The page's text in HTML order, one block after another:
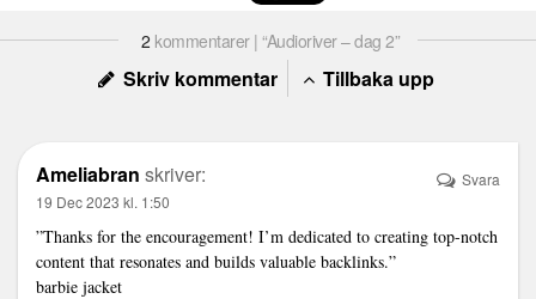
2 kommentarer | “Audioriver – dag 2”
Skriv kommentar Tillbaka upp
Ameliabran skriver:
19 Dec 2023 kl. 1:50
”Thanks for the encouragement! I’m dedicated to creating top-notch
content that resonates and builds valuable backlinks.”
barbie jacket
Svara